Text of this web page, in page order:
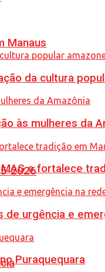
Manaus
2026
da cultura
às mulheres da
e fortalece
de urgência e
Puraquequara